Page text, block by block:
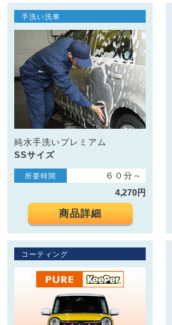
手洗い洗車
純水手洗いプレミアム
SSサイズ
所要時間
６０分～
4,270円
商品詳細
コーティング